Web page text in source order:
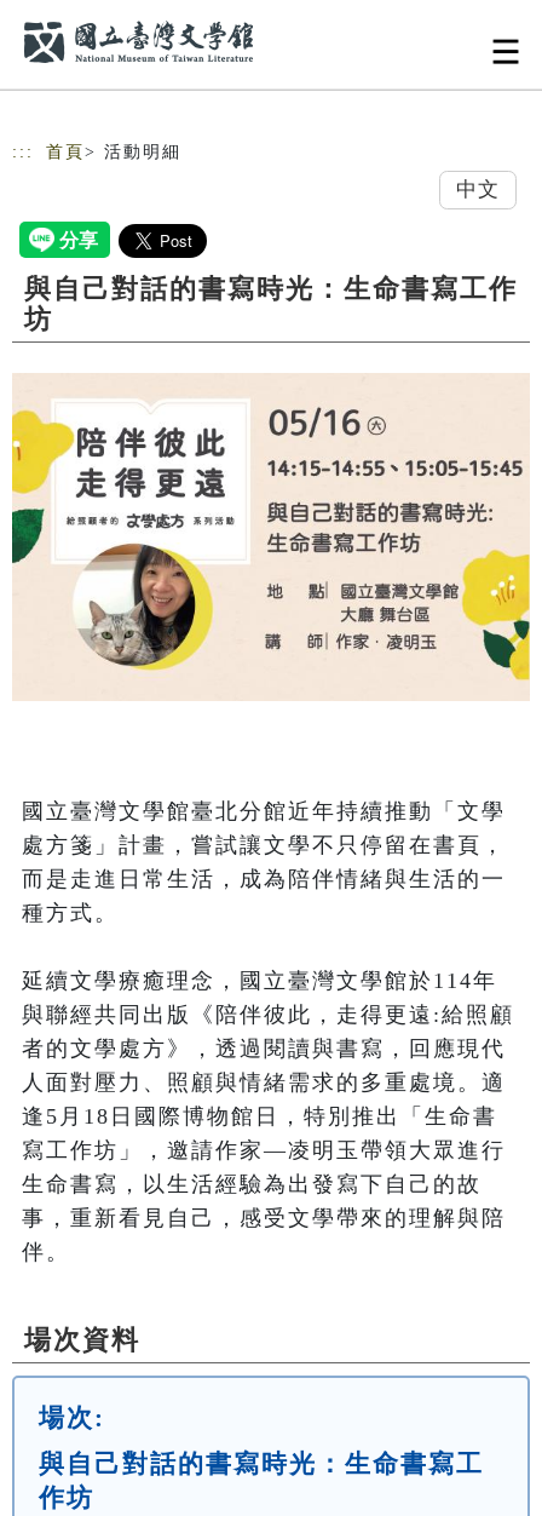
::: 首頁 > 活動明細
中文
與自己對話的書寫時光：生命書寫工作
坊
國立臺灣文學館臺北分館近年持續推動「文學
處方箋」計畫，嘗試讓文學不只停留在書頁，
而是走進日常生活，成為陪伴情緒與生活的一
種方式。
延續文學療癒理念，國立臺灣文學館於114年
與聯經共同出版《陪伴彼此，走得更遠:給照顧
者的文學處方》，透過閱讀與書寫，回應現代
人面對壓力、照顧與情緒需求的多重處境。適
逢5月18日國際博物館日，特別推出「生命書
寫工作坊」，邀請作家—凌明玉帶領大眾進行
生命書寫，以生活經驗為出發寫下自己的故
事，重新看見自己，感受文學帶來的理解與陪
伴。
場次資料
場次:
與自己對話的書寫時光：生命書寫工
作坊